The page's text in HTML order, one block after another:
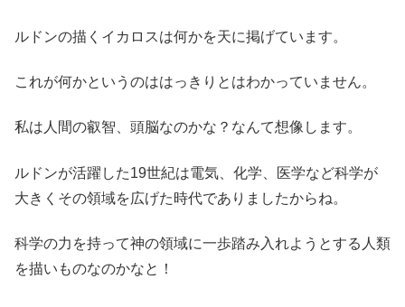
ルドンの描くイカロスは何かを天に掲げています。
これが何かというのははっきりとはわかっていません。
私は人間の叡智、頭脳なのかな？なんて想像します。
ルドンが活躍した19世紀は電気、化学、医学など科学が
大きくその領域を広げた時代でありましたからね。
科学の力を持って神の領域に一歩踏み入れようとする人類
を描いものなのかなと！